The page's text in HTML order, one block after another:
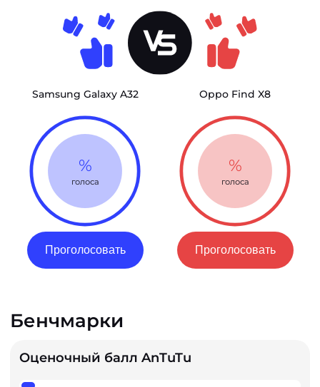
Samsung Galaxy A32
%
голоса
Проголосовать
Oppo Find X8
%
голоса
Проголосовать
Бенчмарки
Оценочный балл AnTuTu